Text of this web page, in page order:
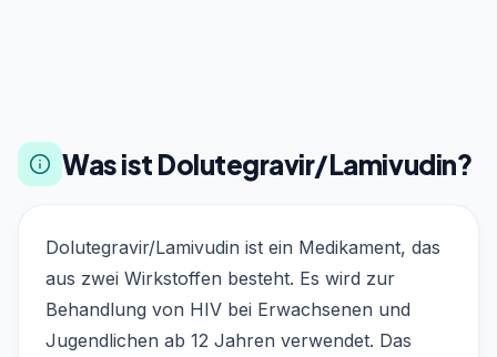
Was ist Dolutegravir/Lamivudin?
Dolutegravir/Lamivudin ist ein Medikament, das
aus zwei Wirkstoffen besteht. Es wird zur
Behandlung von HIV bei Erwachsenen und
Jugendlichen ab 12 Jahren verwendet. Das